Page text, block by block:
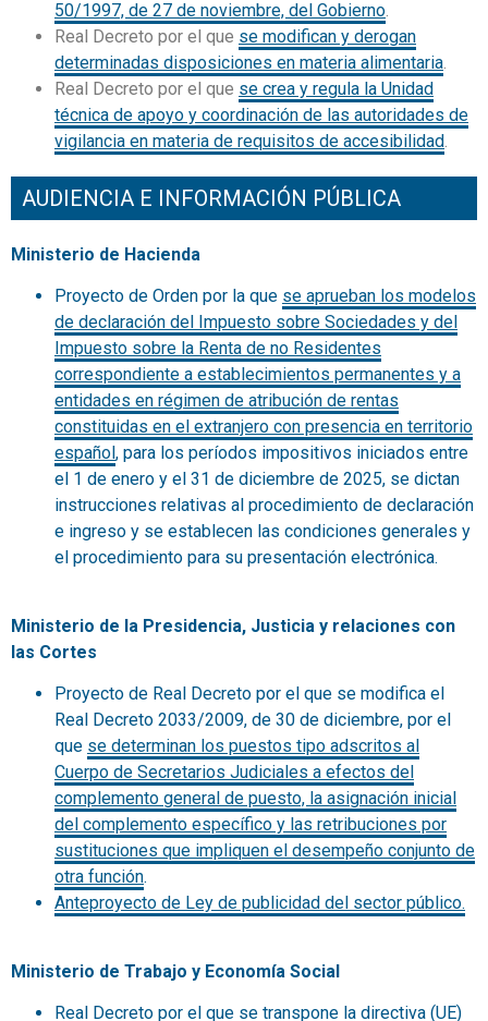
50/1997, de 27 de noviembre, del Gobierno.
Real Decreto por el que se modifican y derogan
determinadas disposiciones en materia alimentaria.
Real Decreto por el que se crea y regula la Unidad
técnica de apoyo y coordinación de las autoridades de
vigilancia en materia de requisitos de accesibilidad.
AUDIENCIA E INFORMACIÓN PÚBLICA
Ministerio de Hacienda
Proyecto de Orden por la que se aprueban los modelos
de declaración del Impuesto sobre Sociedades y del
Impuesto sobre la Renta de no Residentes
correspondiente a establecimientos permanentes y a
entidades en régimen de atribución de rentas
constituidas en el extranjero con presencia en territorio
español , para los períodos impositivos iniciados entre
el 1 de enero y el 31 de diciembre de 2025, se dictan
instrucciones relativas al procedimiento de declaración
e ingreso y se establecen las condiciones generales y
el procedimiento para su presentación electrónica.
Ministerio de la Presidencia, Justicia y relaciones con
las Cortes
Proyecto de Real Decreto por el que se modifica el
Real Decreto 2033/2009, de 30 de diciembre, por el
que se determinan los puestos tipo adscritos al
Cuerpo de Secretarios Judiciales a efectos del
complemento general de puesto, la asignación inicial
del complemento específico y las retribuciones por
sustituciones que impliquen el desempeño conjunto de
otra función.
Anteproyecto de Ley de publicidad del sector público.
Ministerio de Trabajo y Economía Social
Real Decreto por el que se transpone la directiva (UE)